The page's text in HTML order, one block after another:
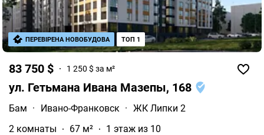
83 750 $ 1 250 $ за м²
ул. Гетьмана Ивана Мазепы, 168
Бам · Ивано-Франковск · ЖК Липки 2
2 комнаты
67 м² 1 этаж из 10
ПЕРЕВІРЕНА НОВОБУДОВА ТОП 1